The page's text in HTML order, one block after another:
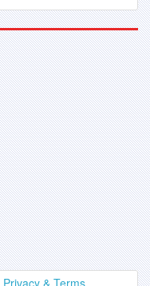
Privacy & Terms.